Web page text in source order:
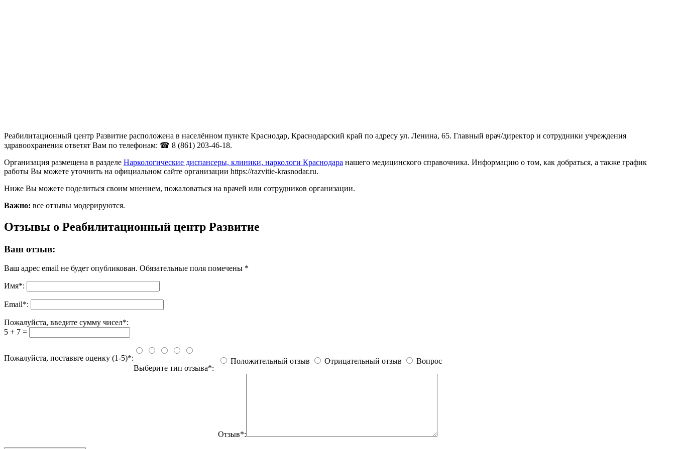
Реабилитационный центр Развитие расположена в населённом пункте Краснодар, Краснодарский край по адресу ул. Ленина, 65. Главный врач/директор и сотрудники учреждения
здравоохранения ответят Вам по телефонам: ☎ 8 (861) 203-46-18.
Организация размещена в разделе Наркологические диспансеры, клиники, наркологи Краснодара нашего медицинского справочника. Информацию о том, как добраться, а также график
работы Вы можете уточнить на официальном сайте организации https://razvitie-krasnodar.ru.
Ниже Вы можете поделиться своим мнением, пожаловаться на врачей или сотрудников организации.
Важно: все отзывы модерируются.
Отзывы о Реабилитационный центр Развитие
Ваш отзыв:
Ваш адрес email не будет опубликован. Обязательные поля помечены *
Имя*:
Email*:
Пожалуйста, введите сумму чисел*:
5 + 7 =
Пожалуйста, поставьте оценку (1-5)*:
Выберите тип отзыва*:
Положительный отзыв Отрицательный отзыв Вопрос
Отзыв*: